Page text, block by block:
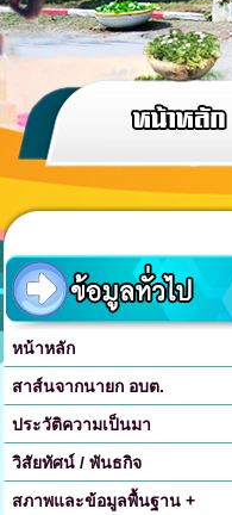
หน้าหลัก
สาส์นจากนายก อบต.
ประวัติความเป็นมา
วิสัยทัศน์ / พันธกิจ
สภาพและข้อมูลพื้นฐาน +